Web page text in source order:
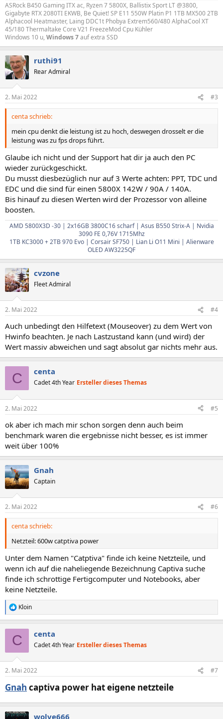
ASRock B450 Gaming ITX ac, Ryzen 7 5800X, Ballistix Sport LT @3800,
Gigabyte RTX 2080TI EKWB, Be Quiet! SP E11 550W Platin P1 1TB MX500 2TB
Alphacool Heatmaster, Laing DDC1t Phobya Extrem560/480 AlphaCool XT
45/180 Thermaltake Core V21 FreezeMod Cpu Kühler
Windows 10 u, Windows 7auf extra SSD
ruthi91
Rear Admiral
2. Mai 2022 #3
centa schrieb:
mein cpu denkt die leistung ist zu hoch, deswegen drosselt er die
leistung was zu fps drops führt.
Glaube ich nicht und der Support hat dir ja auch den PC
wieder zurückgeschickt.
Du musst diesbezüglich nur auf 3 Werte achten: PPT, TDC und
EDC und die sind für einen 5800X 142W / 90A / 140A.
Bis hinauf zu diesen Werten wird der Prozessor von alleine
boosten.
AMD 5800X3D -30 | 2x16GB 3800C16 scharf | Asus B550 Strix-A | Nvidia
3090 FE 0,76V 1715Mhz
1TB KC3000 + 2TB 970 Evo | Corsair SF750 | Lian Li O11 Mini | Alienware
OLED AW3225QF
cvzone
Fleet Admiral
2. Mai 2022 #4
Auch unbedingt den Hilfetext (Mouseover) zu dem Wert von
Hwinfo beachten. Je nach Lastzustand kann (und wird) der
Wert massiv abweichen und sagt absolut gar nichts mehr aus.
C centa
Cadet 4th Year Ersteller dieses Themas
2. Mai 2022 #5
ok aber ich mach mir schon sorgen denn auch beim
benchmark waren die ergebnisse nicht besser, es ist immer
weit über 100%
Gnah
Captain
2. Mai 2022 #6
centa schrieb:
Netzteil: 600w catptiva power
Unter dem Namen "Catptiva" finde ich keine Netzteile, und
wenn ich auf die naheliegende Bezeichnung Captiva suche
finde ich schrottige Fertigcomputer und Notebooks, aber
keine Netzteile.
R
e
e
:
Kloin
C centa
Cadet 4th Year Ersteller dieses Themas
2. Mai 2022 #7
Gnah captiva power hat eigene netzteile​
wolve666